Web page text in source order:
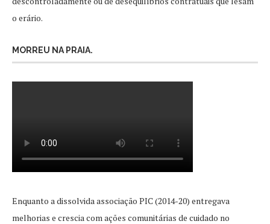
o erário.
MORREU NA PRAIA.
Enquanto a dissolvida associação PIC (2014-20) entregava
melhorias e crescia com ações comunitárias de cuidado no